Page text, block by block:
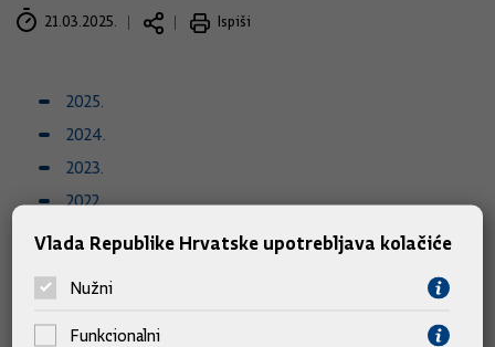
21.03.2025. Ispiši
2025.
2024.
2023.
2022.
2021.
2019.
Vlada Republike Hrvatske upotrebljava kolačiće
Nužni
Funkcionalni